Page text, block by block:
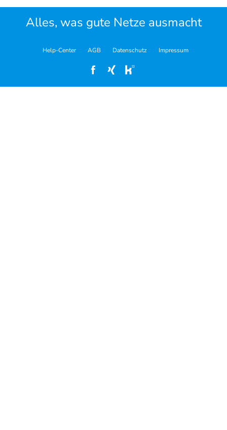
Alles, was gute Netze ausmacht
Help-Center AGB Datenschutz Impressum